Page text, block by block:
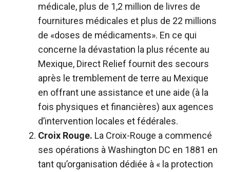
médicale, plus de 1,2 million de livres de
fournitures médicales et plus de 22 millions
de «doses de médicaments». En ce qui
concerne la dévastation la plus récente au
Mexique, Direct Relief fournit des secours
après le tremblement de terre au Mexique
en offrant une assistance et une aide (à la
fois physiques et financières) aux agences
d’intervention locales et fédérales.
Croix Rouge. La Croix-Rouge a commencé
ses opérations à Washington DC en 1881 en
tant qu’organisation dédiée à « la protection